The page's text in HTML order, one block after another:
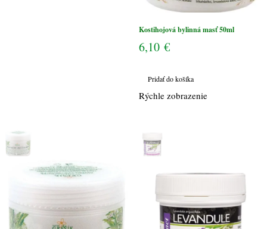
Kostihojová bylinná masť 50ml
6,10 €
Pridať do košíka
Rýchle zobrazenie